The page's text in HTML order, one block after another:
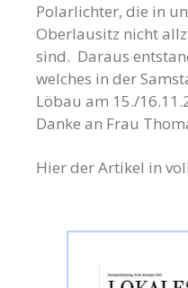
Polarlichter, die in
Oberlausitz nicht
sind. Daraus
welches in der
Löbau am 15./
Danke an Frau
Hier der Artikel in